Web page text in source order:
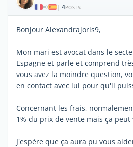
| 4POSTS
Bonjour Alexandrajoris9,
Mon mari est avocat dans le
Espagne et parle et comprend
vous avez la moindre question,
en contact avec lui pour qu'il
Concernant les frais,
1% du prix de vente mais ça
J'espère que ça aura pu vous